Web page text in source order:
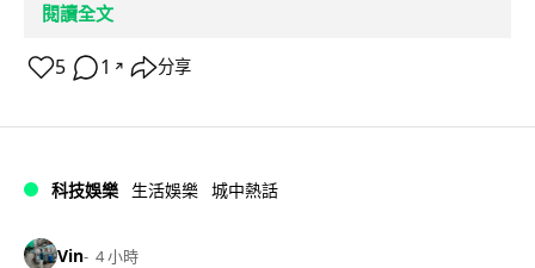
閱讀全文
5 1 ↗ 分享
科技娛樂 生活娛樂 城中熱話
Vin 4 小時